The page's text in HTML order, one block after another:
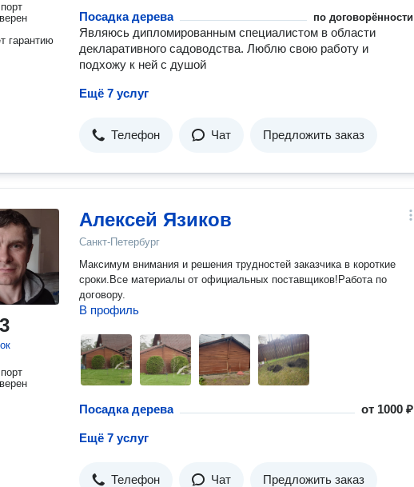
гарантию
Посадка дерева по договорённости
Являюсь дипломированным специалистом в области
декларативного садоводства. Люблю свою работу и
подхожу к ней с душой
Ещё 7 услуг
Телефон Чат Предложить заказ
Алексей Язиков
Санкт-Петербург
Максимум внимания и решения трудностей заказчика в короткие
сроки.Все материалы от официальных поставщиков!Работа по
договору.
В профиль
Посадка дерева от 1000 ₽
Ещё 7 услуг
Телефон Чат Предложить заказ